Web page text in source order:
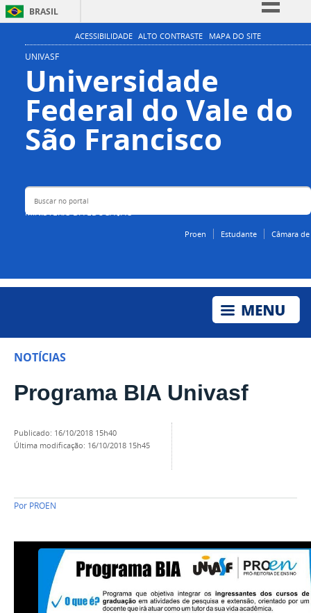
BRASIL
Simplifique!
Participe
Acesso à informação
Legislação
Canais
ACESSIBILIDADE ALTO CONTRASTE MAPA DO SITE
UNIVASF
Universidade
Federal do Vale do
São Francisco
MINISTÉRIO DA EDUCAÇÃO
Buscar no portal
Proen Estudante Câmara
NOTÍCIAS
Programa BIA Univasf
publicado: 16/10/2018 15h40
última modificação: 16/10/2018 15h45
Por PROEN